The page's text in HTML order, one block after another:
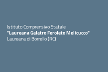
Istituto Comprensivo Statale
"Laureana Galatro Feroleto Melicucco"
Laureana di Borrello (RC)